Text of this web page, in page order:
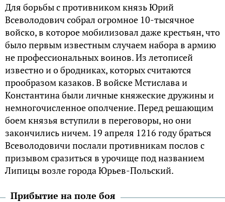
Для борьбы с противником князь Юрий
Всеволодович собрал огромное 10-тысячное
войско, в которое мобилизовал даже крестьян, что
было первым известным случаем набора в армию
не профессиональных воинов. Из летописей
известно и о бродниках, которых считаются
прообразом казаков. В войске Мстислава и
Константина были личные княжеские дружины и
немногочисленное ополчение. Перед решающим
боем князья вступили в переговоры, но они
закончились ничем. 19 апреля 1216 году браться
Всеволодовичи послали противникам послов с
призывом сразиться в урочище под названием
Липицы возле города Юрьев-Польский.
Прибытие на поле боя